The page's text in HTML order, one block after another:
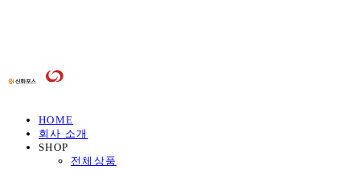
HOME
회사 소개
SHOP
전체상품